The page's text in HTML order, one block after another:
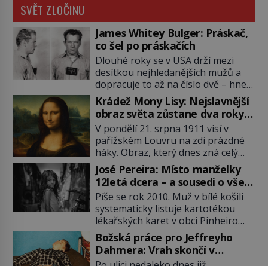
SVĚT ZLOČINU
James Whitey Bulger: Práskač,
co šel po práskačích
Dlouhé roky se v USA drží mezi
desítkou nejhledanějších mužů a
dopracuje to až na číslo dvě – hned
po Usámovi bin Ládinovi (1957–
2011). To je James „Whitey“ Bulger
(1929–2018) viněný ze spoluúčasti
na 19 vraždách, vydírání a lichvy. A
samozřejmě, krom toho je ještě
drogový dealer, který neváhá
odstranit z cesty všechny práskače,
zatímco […]
Krádež Mony Lisy: Nejslavnější
obraz světa zůstane dva roky
nezvěstný
V pondělí 21. srpna 1911 visí v
pařížském Louvru na zdi prázdné
háky. Obraz, který dnes zná celý
svět, je pryč. Zpočátku si nikdo
nemyslí, že jde o krádež.
Zaměstnanci jsou přesvědčeni, že
Mona Lisa je jen v restaurátorské
dílně nebo u fotografa. Když se
ukáže pravda, propukne jeden z
největších honů na zloděje v […]
José Pereira: Místo manželky
12letá dcera – a sousedi o všem
vědí!
Píše se rok 2010. Muž v bílé košili
systematicky listuje kartotékou
lékařských karet v obci Pinheiro
ležící asi 20 kilometrů od farmy s
podivínským majitelem. Něco tu
nesedí. Ledaže… Ledaže by ta
Božská práce pro Jeffreyho
Dahmera: Vrah skončí v
tratolišti krve ve vězeňských